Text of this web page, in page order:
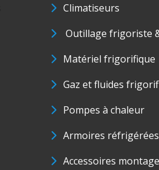
Climatiseurs
Outillage frigoriste
Matériel frigorifique
Gaz et fluides
Pompes à chaleur
Armoires réfrigérées
Accessoires